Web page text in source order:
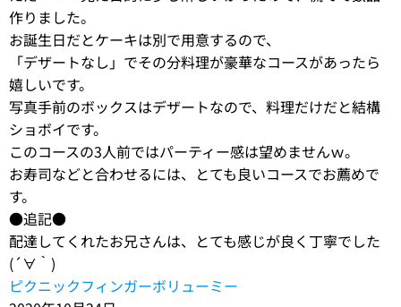
作りました。
お誕生日だとケーキは別で用意するので、
「デザートなし」でその分料理が豪華なコースがあったら
嬉しいです。
写真手前のボックスはデザートなので、料理だけだと結構
ショボイです。
このコースの3人前ではパーティー感は望めませんｗ。
お寿司などと合わせるには、とても良いコースでお薦めで
す。
●追記●
配達してくれたお兄さんは、とても感じが良く丁寧でした
(´∀｀)
ピクニックフィンガーボリューミー